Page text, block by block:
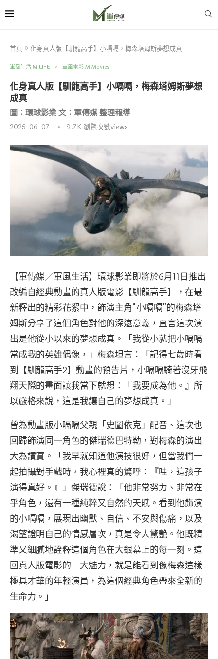
首頁 » 化身真人版【馴龍高手】小嗝嗝，梅森塔姆斯夢想成真
軍風生活 M.LIFE 軍風電影 M.Movies
化身真人版【馴龍高手】小嗝嗝，梅森塔姆斯夢想
成真
圖：環球影業 文：軍傳媒 整理報導
2025-06-07 9.7K瀏覽次數views
【軍傳媒／軍風生活】環球影業即將於6月11日推出
改編自經典動畫的真人版電影【馴龍高手】，在最
新釋出的精彩花絮中，飾演主角“小嗝嗝”的梅森塔
姆斯分享了這個角色對他的深遠意義，直言這次演
出是他從小以來的夢想成真。「我從小就把小嗝嗝
當成我的英雄偶像，」梅森坦言：「記得七歲時看
到【馴龍高手2】動畫的預告片，小嗝嗝騎著沒牙飛
翔天際的畫面讓我當下就想：『我要成為他。』所
以嚴格來說，這是我讓自己的夢想成真。」
曾為動畫版小嗝嗝父親「史圖依克」配音、這次也
回歸飾演同一角色的傑瑞德巴特勒，對梅森的演出
大為讚賞。「我早就知道他演技很好，但當我們一
起拍攝對手戲時，我心裡真的驚呼：『哇，這孩子
演得真好。』」傑瑞德說：「他非常努力、非常在
乎角色，還有一種純粹又自然的天賦。看到他飾演
的小嗝嗝，展現出幽默、自信、不安與傷痛，以及
渴望證明自己的情感層次，真是令人驚艷。他既精
準又細膩地詮釋這個角色在大銀幕上的每一刻。這
回真人版電影的一大魅力，就是能看到像梅森這樣
極具才華的年輕演員，為這個經典角色帶來全新的
生命力。」